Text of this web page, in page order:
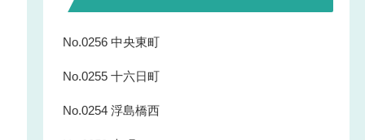
No.0256 中央東町
No.0255 十六日町
No.0254 浮島橋西